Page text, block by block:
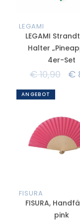
LEGAMI
LEGAMI
Halter
4er-Set
€10,90 €
ANGEBOT
FISURA
FISURA,
pink